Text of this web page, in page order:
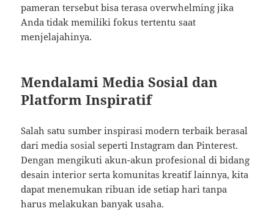
pameran tersebut bisa terasa overwhelming jika
Anda tidak memiliki fokus tertentu saat
menjelajahinya.
Mendalami Media Sosial dan
Platform Inspiratif
Salah satu sumber inspirasi modern terbaik berasal
dari media sosial seperti Instagram dan Pinterest.
Dengan mengikuti akun-akun profesional di bidang
desain interior serta komunitas kreatif lainnya, kita
dapat menemukan ribuan ide setiap hari tanpa
harus melakukan banyak usaha.